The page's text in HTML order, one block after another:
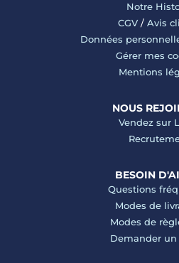
Notre
CGV/ Avis
Données
Gérer mes
Mentions
NOUS
Vendez sur
BESOIN
Questions
Modes de
Modes de
Demander